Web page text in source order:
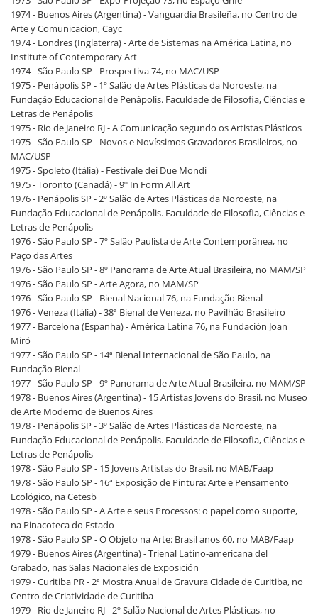
1974 - Buenos Aires (Argentina) - Vanguardia Brasileña, no Centro de
Arte y Comunicacion, Cayc
1974 - Londres (Inglaterra) - Arte de Sistemas na América Latina, no
Institute of Contemporary Art
1974 - São Paulo SP - Prospectiva 74, no MAC/USP
1975 - Penápolis SP - 1º Salão de Artes Plásticas da Noroeste, na
Fundação Educacional de Penápolis. Faculdade de Filosofia, Ciências e
Letras de Penápolis
1975 - Rio de Janeiro RJ - A Comunicação segundo os Artistas Plásticos
1975 - São Paulo SP - Novos e Novíssimos Gravadores Brasileiros, no
MAC/USP
1975 - Spoleto (Itália) - Festivale dei Due Mondi
1975 - Toronto (Canadá) - 9º In Form All Art
1976 - Penápolis SP - 2º Salão de Artes Plásticas da Noroeste, na
Fundação Educacional de Penápolis. Faculdade de Filosofia, Ciências e
Letras de Penápolis
1976 - São Paulo SP - 7º Salão Paulista de Arte Contemporânea, no
Paço das Artes
1976 - São Paulo SP - 8º Panorama de Arte Atual Brasileira, no MAM/SP
1976 - São Paulo SP - Arte Agora, no MAM/SP
1976 - São Paulo SP - Bienal Nacional 76, na Fundação Bienal
1976 - Veneza (Itália) - 38ª Bienal de Veneza, no Pavilhão Brasileiro
1977 - Barcelona (Espanha) - América Latina 76, na Fundación Joan
Miró
1977 - São Paulo SP - 14ª Bienal Internacional de São Paulo, na
Fundação Bienal
1977 - São Paulo SP - 9º Panorama de Arte Atual Brasileira, no MAM/SP
1978 - Buenos Aires (Argentina) - 15 Artistas Jovens do Brasil, no Museo
de Arte Moderno de Buenos Aires
1978 - Penápolis SP - 3º Salão de Artes Plásticas da Noroeste, na
Fundação Educacional de Penápolis. Faculdade de Filosofia, Ciências e
Letras de Penápolis
1978 - São Paulo SP - 15 Jovens Artistas do Brasil, no MAB/Faap
1978 - São Paulo SP - 16ª Exposição de Pintura: Arte e Pensamento
Ecológico, na Cetesb
1978 - São Paulo SP - A Arte e seus Processos: o papel como suporte,
na Pinacoteca do Estado
1978 - São Paulo SP - O Objeto na Arte: Brasil anos 60, no MAB/Faap
1979 - Buenos Aires (Argentina) - Trienal Latino-americana del
Grabado, nas Salas Nacionales de Exposición
1979 - Curitiba PR - 2ª Mostra Anual de Gravura Cidade de Curitiba, no
Centro de Criatividade de Curitiba
1979 - Rio de Janeiro RJ - 2º Salão Nacional de Artes Plásticas, no